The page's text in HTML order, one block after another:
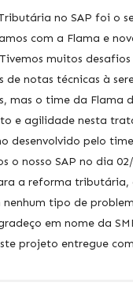
no SAP foi o
com a Flama e
muitos
de notas técnicas à
mas o time da Flama
e agilidade nesta
desenvolvido pelo
o nosso SAP no dia
a reforma tributária,
nenhum tipo de
em nome da
projeto entregue com